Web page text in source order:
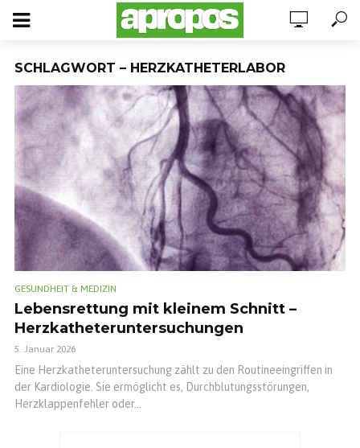
SCHLAGWORT – HERZKATHETERLABOR
GESUNDHEIT & MEDIZIN
Lebensrettung mit kleinem Schnitt –
Herzkatheteruntersuchungen
5. Januar 2026
Eine Herzkatheteruntersuchung zählt zu den Routineeingriffen in
der Kardiologie. Sie ermöglicht es, Durchblutungsstörungen,
Herzklappenfehler oder...